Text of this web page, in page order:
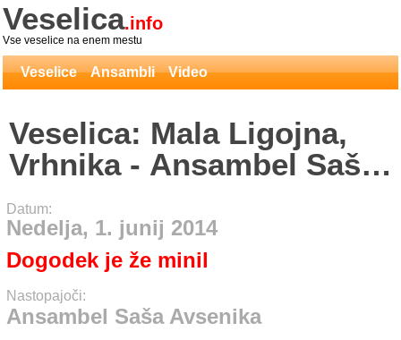
Veselica.info
Vse veselice na enem mestu
Veselice Ansambli Video
Veselica: Mala Ligojna,
Vrhnika - Ansambel Saša
Avsenika
Datum:
Nedelja, 1. junij 2014
Dogodek je že minil
Nastopajoči:
Ansambel Saša Avsenika